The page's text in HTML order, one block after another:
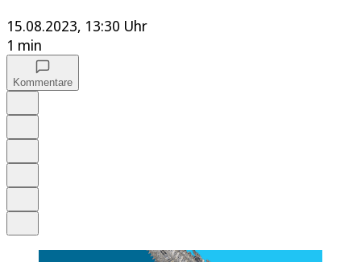
15.08.2023, 13:30 Uhr
1 min
Kommentare